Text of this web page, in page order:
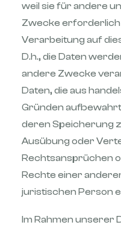
weil sie für andere
Zwecke erforderlich
Verarbeitung auf
D.h., die Daten
andere Zwecke
Daten, die aus
Gründen
deren Speicherung
Ausübung oder
Rechtsansprüchen
Rechte einer
juristischen Person
Im Rahmen unserer